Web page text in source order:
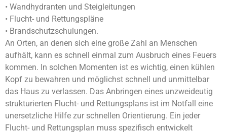
• Wandhydranten und Steigleitungen
• Flucht- und Rettungspläne
• Brandschutzschulungen.
An Orten, an denen sich eine große Zahl an Menschen
aufhält, kann es schnell einmal zum Ausbruch eines Feuers
kommen. In solchen Momenten ist es wichtig, einen kühlen
Kopf zu bewahren und möglichst schnell und unmittelbar
das Haus zu verlassen. Das Anbringen eines unzweideutig
strukturierten Flucht- und Rettungsplans ist im Notfall eine
unersetzliche Hilfe zur schnellen Orientierung. Ein jeder
Flucht- und Rettungsplan muss spezifisch entwickelt